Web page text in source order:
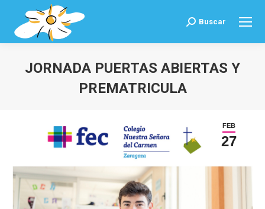
Buscar:
Buscar
JORNADA PUERTAS ABIERTAS Y
PREMATRICULA
FEB
27